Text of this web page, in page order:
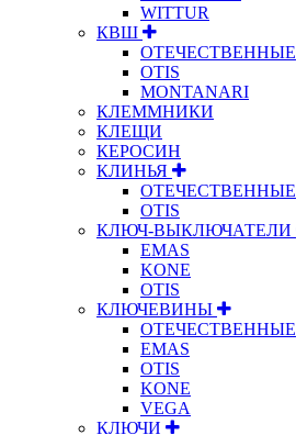
WITTUR
КВШ
ОТЕЧЕСТВЕННЫЕ
OTIS
MONTANARI
КЛЕММНИКИ
КЛЕЩИ
КЕРОСИН
КЛИНЬЯ
ОТЕЧЕСТВЕННЫЕ
OTIS
КЛЮЧ-ВЫКЛЮЧАТЕЛИ
EMAS
KONE
OTIS
КЛЮЧЕВИНЫ
ОТЕЧЕСТВЕННЫЕ
EMAS
OTIS
KONE
VEGA
КЛЮЧИ